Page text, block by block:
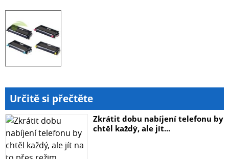
Určitě si přečtěte
Zkrátit dobu nabíjení telefonu by
chtěl každý, ale jít...